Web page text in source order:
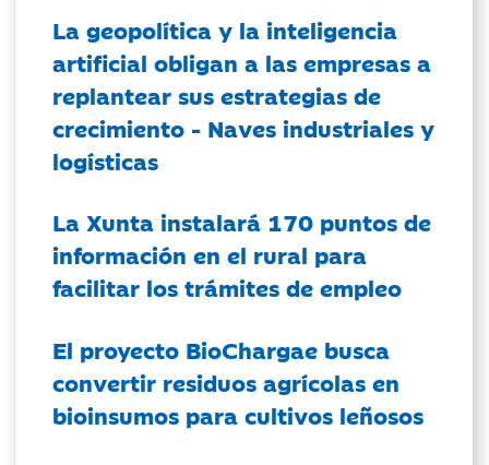
La geopolítica y la inteligencia
artificial obligan a las empresas a
replantear sus estrategias de
crecimiento - Naves industriales y
logísticas
La Xunta instalará 170 puntos de
información en el rural para
facilitar los trámites de empleo
El proyecto BioChargae busca
convertir residuos agrícolas en
bioinsumos para cultivos leñosos